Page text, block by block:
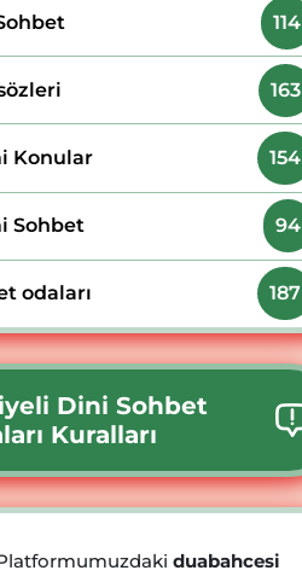
114
163
Konular 154
Sohbet 94
odaları 187
Dini Sohbet
Kuralları
duabahcesi